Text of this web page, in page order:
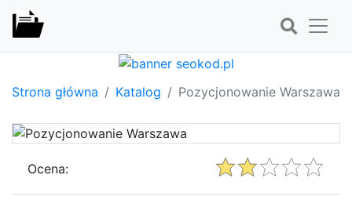
Strona główna Katalog Pozycjonowanie Warszawa
Ocena: